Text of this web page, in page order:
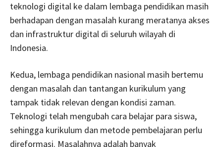
teknologi digital ke dalam lembaga pendidikan masih
berhadapan dengan masalah kurang meratanya akses
dan infrastruktur digital di seluruh wilayah di
Indonesia.
Kedua, lembaga pendidikan nasional masih bertemu
dengan masalah dan tantangan kurikulum yang
tampak tidak relevan dengan kondisi zaman.
Teknologi telah mengubah cara belajar para siswa,
sehingga kurikulum dan metode pembelajaran perlu
direformasi. Masalahnya adalah banyak